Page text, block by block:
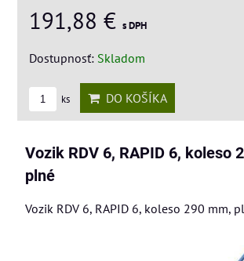
191,88 € s DPH
Dostupnosť: Skladom
ks DO KOŠÍKA
Vozik RDV 6, RAPID 6, koleso
plné
Vozik RDV 6, RAPID 6, koleso 290 mm,